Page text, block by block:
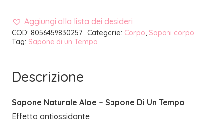
Aggiungi alla lista dei desideri
COD: 8056459830257 Categorie: Corpo Saponi corpo
Tag: Sapone di un Tempo
Descrizione
Sapone Naturale Aloe – Sapone Di Un Tempo
Effetto antiossidante